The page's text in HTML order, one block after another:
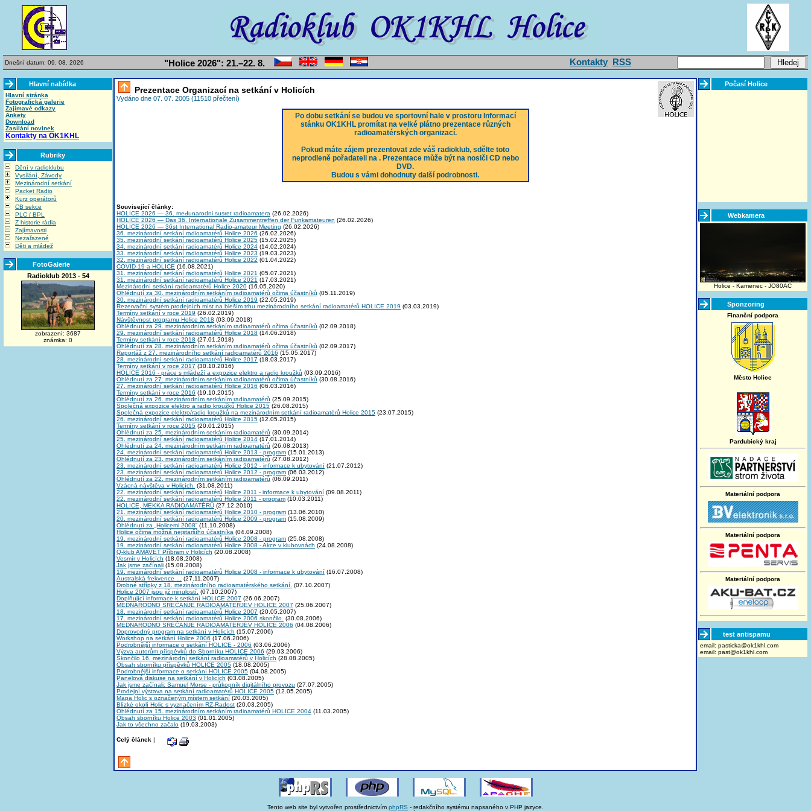
Dnešní datum: 09. 08. 2026 "Holice 2026": 21.–22. 8. Kontakty RSS
Hlavní nabídka
Hlavní stránka
Fotografická galerie
Zajímavé odkazy
Ankety
Download
Zasílání novinek
Kontakty na OK1KHL
Rubriky
Dění v radioklubu
Vysílání, Závody
Mezinárodní setkání
Packet Radio
Kurz operátorů
CB sekce
PLC / BPL
Z historie rádia
Zajímavosti
Nezařazené
Děti a mládež
FotoGalerie
Radioklub 2013 - 54
zobrazení: 3687
známka: 0
Prezentace Organizací na setkání v Holicích
Vydáno dne 07. 07. 2005 (11510 přečtení)
Po dobu setkání se budou ve sportovní hale v prostoru Informací
stánku OK1KHL promítat na velké plátno prezentace různých
radioamatérských organizací.
Pokud máte zájem prezentovat zde váš radioklub, sdělte toto
neprodleně pořadateli na . Prezentace může být na nosiči CD nebo
DVD.
Budou s vámi dohodnuty další podrobnosti.
Související články:
HOLICE 2026 — 36. međunarodni susret radioamatera (26.02.2026)
HOLICE 2026 — Das 36. Internationale Zusammentreffen der Funkamateuren (26.02.2026)
HOLICE 2026 — 36st International Radio-amateur Meeting (26.02.2026)
36. mezinárodní setkání radioamatérů Holice 2026 (26.02.2026)
35. mezinárodní setkání radioamatérů Holice 2025 (15.02.2025)
34. mezinárodní setkání radioamatérů Holice 2024 (14.02.2024)
33. mezinárodní setkání radioamatérů Holice 2023 (19.03.2023)
32. mezinárodní setkání radioamatérů Holice 2022 (01.04.2022)
COVID-19 a HOLICE (16.08.2021)
31. mezinárodní setkání radioamatérů Holice 2021 (05.07.2021)
31. mezinárodní setkání radioamatérů Holice 2021 (17.03.2021)
Mezinárodní setkání radioamatérů Holice 2020 (16.05.2020)
Ohlédnutí za 30. mezinárodním setkáním radioamatérů očima účastníků (05.11.2019)
30. mezinárodní setkání radioamatérů Holice 2019 (22.05.2019)
Rezervační systém prodejních míst na bleším trhu mezinárodního setkání radioamatérů HOLICE 2019 (03.03.2019)
Termíny setkání v roce 2019 (26.02.2019)
Návštěvnost programu Holice 2018 (03.09.2018)
Ohlédnutí za 29. mezinárodním setkáním radioamatérů očima účastníků (02.09.2018)
29. mezinárodní setkání radioamatérů Holice 2018 (14.06.2018)
Termíny setkání v roce 2018 (27.01.2018)
Ohlédnutí za 28. mezinárodním setkáním radioamatérů očima účastníků (02.09.2017)
Reportáž z 27. mezinárodního setkání radioamatérů 2016 (15.05.2017)
28. mezinárodní setkání radioamatérů Holice 2017 (18.03.2017)
Termíny setkání v roce 2017 (30.10.2016)
HOLICE 2016 - práce s mládeží a expozice elektro a radio kroužků (03.09.2016)
Ohlédnutí za 27. mezinárodním setkáním radioamatérů očima účastníků (30.08.2016)
27. mezinárodní setkání radioamatérů Holice 2016 (06.03.2016)
Termíny setkání v roce 2016 (19.10.2015)
Ohlédnutí za 26. mezinárodním setkáním radioamatérů (25.09.2015)
Společná expozice elektro a radio kroužků Holice 2015 (26.08.2015)
Společná expozice elektro/radio kroužků na mezinárodním setkání radioamatérů Holice 2015 (23.07.2015)
26. mezinárodní setkání radioamatérů Holice 2015 (12.05.2015)
Termíny setkání v roce 2015 (20.01.2015)
Ohlédnutí za 25. mezinárodním setkáním radioamatérů (30.09.2014)
25. mezinárodní setkání radioamatérů Holice 2014 (17.01.2014)
Ohlédnutí za 24. mezinárodním setkáním radioamatérů (26.08.2013)
24. mezinárodní setkání radioamatérů Holice 2013 - program (15.01.2013)
Ohlédnutí za 23. mezinárodním setkáním radioamatérů (27.08.2012)
23. mezinárodní setkání radioamatérů Holice 2012 - informace k ubytování (21.07.2012)
23. mezinárodní setkání radioamatérů Holice 2012 - program (06.03.2012)
Ohlédnutí za 22. mezinárodním setkáním radioamatérů (06.09.2011)
Vzácná návštěva v Holicích.
(31.08.2011)
22. mezinárodní setkání radioamatérů Holice 2011 - informace k ubytování (09.08.2011)
22. mezinárodní setkání radioamatérů Holice 2011 - program (10.03.2011)
HOLICE, MEKKA RADIOAMATÉRŮ (27.12.2010)
21. mezinárodní setkání radioamatérů Holice 2010 - program (13.06.2010)
20. mezinárodní setkání radioamatérů Holice 2009 - program (15.08.2009)
Ohlédnutí za „Holicemi 2008” (11.10.2008)
Holice očima možná nejstaršího účastníka (04.09.2008)
19. mezinárodní setkání radioamatérů Holice 2008 - program (25.08.2008)
19. mezinárodní setkání radioamatérů Holice 2008 - Akce v klubovnách (24.08.2008)
Q-klub AMAVET Příbram v Holicích (20.08.2008)
Vesmír v Holicích (18.08.2008)
Jak jsme začínali (15.08.2008)
19. mezinárodní setkání radioamatérů Holice 2008 - informace k ubytování (16.07.2008)
Australská frekvence ...
(27.11.2007)
Drobné střípky z 18. mezinárodního radioamatérského setkání. (07.10.2007)
Holice 2007 jsou již minulostí. (07.10.2007)
Doplňující informace k setkání HOLICE 2007 (26.06.2007)
MEDNARODNO SREČANJE RADIOAMATERJEV HOLICE 2007 (25.06.2007)
18. mezinárodní setkání radioamatérů Holice 2007 (20.05.2007)
17. mezinárodní setkání radioamatérů Holice 2006 skončilo. (30.08.2006)
MEDNARODNO SREČANJE RADIOAMATERJEV HOLICE 2006 (04.08.2006)
Doprovodný program na setkání v Holicích (15.07.2006)
Workshop na setkání Holice 2006 (17.06.2006)
Podrobnější informace o setkání HOLICE - 2006 (03.06.2006)
Výzva autorům příspěvků do Sborníku HOLICE 2006 (29.03.2006)
Skončilo 16. mezinárodní setkání radioamatérů v Holicích (28.08.2005)
Obsah sborníku příspěvků HOLICE 2005 (18.08.2005)
Podrobnější informace o setkání HOLICE 2005 (04.08.2005)
Panelová diskuse na setkání v Holicích (03.08.2005)
Jak jsme začínali: Samuel Morse - průkopník digitálního provozu (27.07.2005)
Prodejní výstava na setkání radioamatérů HOLICE 2005 (12.05.2005)
Mapa Holic s označeným místem setkání (20.03.2005)
Blízké okolí Holic s vyznačením RZ-Radost (20.03.2005)
Ohlédnutí za 15. mezinárodním setkáním radioamatérů HOLICE 2004 (11.03.2005)
Obsah sborníku Holice 2003 (01.01.2005)
Jak to všechno začalo (19.03.2003)
Celý článek |
Počasí Holice
Webkamera
Holice - Kamenec - JO80AC
Sponzoring
Finanční podpora
Město Holice
Pardubický kraj
Materiální podpora
Materiální podpora
Materiální podpora
test antispamu
email: moc.lhk1ko@akcitsap
email: past@ok1khl.com
Tento web site byl vytvořen prostřednictvím phpRS - redakčního systému napsaného v PHP jazyce.